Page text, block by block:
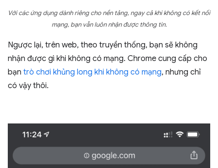
Với các ứng dụng dành riêng cho nền tảng, ngay cả khi không có kết nối
mạng, bạn vẫn luôn nhận được thông tin.
Ngược lại, trên web, theo truyền thống, bạn sẽ không
nhận được gì khi không có mạng. Chrome cung cấp cho
bạn trò chơi khủng long khi không có mạng, nhưng chỉ
có vậy thôi.